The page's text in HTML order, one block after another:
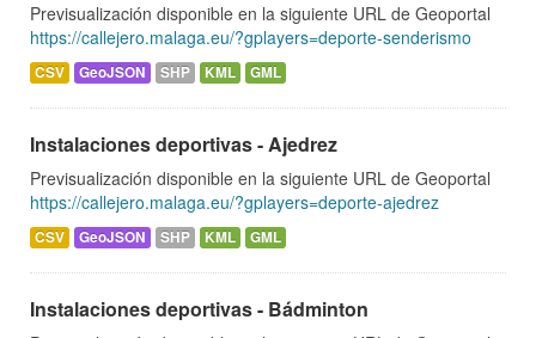
Previsualización disponible en la siguiente URL de Geoportal
https://callejero.malaga.eu/?gplayers=deporte-senderismo
CSV GeoJSON SHP KML GML
Instalaciones deportivas - Ajedrez
Previsualización disponible en la siguiente URL de Geoportal
https://callejero.malaga.eu/?gplayers=deporte-ajedrez
CSV GeoJSON SHP KML GML
Instalaciones deportivas - Bádminton